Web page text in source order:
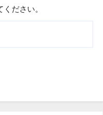
ださい。